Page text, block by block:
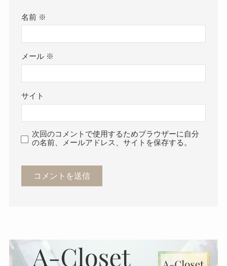
名前 ※
メール ※
サイト
次回のコメントで使用するためブラウザーに自分
の名前、メールアドレス、サイトを保存する。